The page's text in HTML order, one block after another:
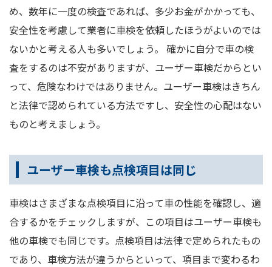
め、数年に一度の検査であれば、多少お金がかかっても、
安全性を考慮して業者に車検を依頼したほうがよいのでは
ないかと考える人も多いでしょう。 確かに自分で車の検
査をするのは不安がありますが、ユーザー車検だからとい
って、危険なわけではありません。ユーザー車検はきちん
と法律で認められている方法ですし、安全性の心配はない
ものと考えましょう。
ユーザー車検も点検項目は同じ
車検はさまざまな点検項目に沿って車の性能を確認し、適
合するかをチェックしますが、この項目はユーザー車検も
他の車検でも同じです。点検項目は法律で定められたもの
であり、車検方法が違うからといって、項目まで変わるわ